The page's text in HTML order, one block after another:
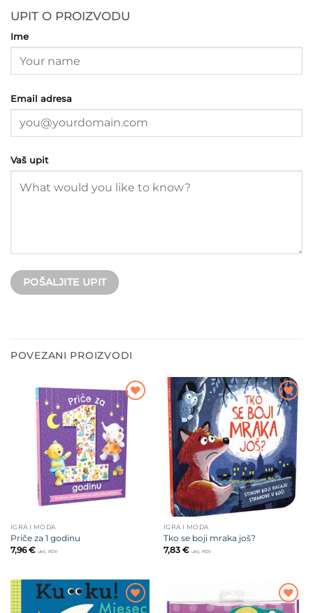
UPIT O PROIZVODU
Ime
Email adresa
Vaš upit
POVEZANI PROIZVODI
Dodajte
na listu
želja
IGRA I MODA
Priče za 1 godinu
7,96€ uklj. PDV
Dodajte
na listu
želja
IGRA I MODA
Tko se boji mraka još?
7,83 € uklj. PDV